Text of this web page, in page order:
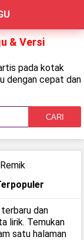
& Versi
pada kotak
dengan cepat dan
CARI
terbaru dan
lirik. Temukan
satu halaman